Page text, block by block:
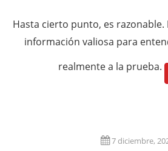
Hasta cierto punto, es
información valiosa para
realmente a la prueba.
7 diciembre,